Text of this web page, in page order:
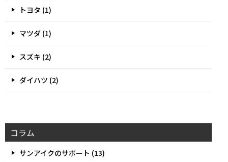
トヨタ (1)
マツダ (1)
スズキ (2)
ダイハツ (2)
コラム
サンアイクのサポート (13)